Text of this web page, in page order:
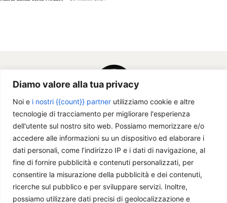
Diamo valore alla tua privacy
Noi e i nostri {{count}} partner utilizziamo cookie e altre
tecnologie di tracciamento per migliorare l'esperienza
dell'utente sul nostro sito web. Possiamo memorizzare e/o
accedere alle informazioni su un dispositivo ed elaborare i
dati personali, come l’indirizzo IP e i dati di navigazione, al
fine di fornire pubblicità e contenuti personalizzati, per
consentire la misurazione della pubblicità e dei contenuti,
ricerche sul pubblico e per sviluppare servizi. Inoltre,
possiamo utilizzare dati precisi di geolocalizzazione e
Chi siamo
Il Caffè Geopolitico è una Associazione di Promozione Sociale. Dal
2009 parliamo di politica internazionale, per diffondere una